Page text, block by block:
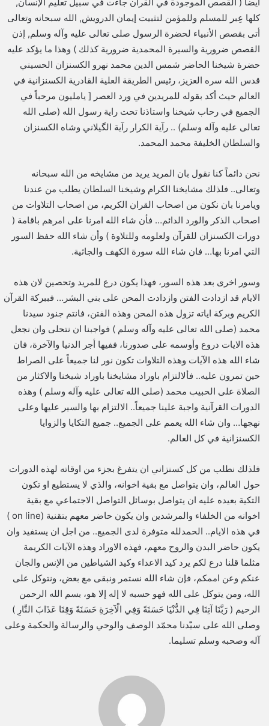
كلها عِبر للمسلم وللمؤمن لتثبيت إيمان الدرويش, الله سبحانه وتعالى
أتى بقصص الأنبياء لحضرة الرسول صلى تعالى عليه وآله وسلم, إذن
القصص ضرورية والسيرة المحمدية ضرورية كذلك ) وهذا ما يؤكد عليه
حضرة شيخنا الحاضر شمس الدين محمد نهرو الكسنزان الحسيني
قدس الله سره العزيز، رئيس الطريقة العلية القادرية الكسنزانية في
العالم حيث أكد بقوله للمريدين في ورد العصر [ يامليون مرحباً في
الجميع في رحاب شيخنا واستاذنا تحت راية رسول الله (صلى الله
تعالى عليه وآله وسلم) .. رآية الكرار رآية الگيلاني وشاه الكسنزان
والسلطان الخليفة محمد المحمد.
نحن دائماً كنا نقول بان المريد يريد من مشايخه من الله سبحانه
وتعالى.. فلذلك مشايخنا الكرام وشيخنا السلطان يطلب من عندنا
ويامرنا بان نكون من اصحاب القران الكريم، من اصحاب التلاوات من
اصحاب الذكر والورد الدائم… فأن شاء الله امرنا على امرهم باقامة (
دورات الكسنزان للقرآن ولعلومه وللتلاوة ) وأن شاء الله حفظ السور
التي امرنا بها… فان شاء الله سورة الكهف والجاثية.
وسور اخرى بعد هذه السور، فهذا يكون درع للمريد وتحصين لان هذه
الايام قد ازدادت الفتن وازدادت المحن على بني البشر… فببركة القرآن
الكريم وبركة اياته تزول هذه المحن وهذه الفتن، فانتم جنود سيدنا
محمد (صلى الله تعالى عليه وآله وسلم ) فواجبنا ان نتحلى وان نجعل
هذه الايات دروع وأوسمه على صدورنا، ففيها أجر الدنيا والآخرة، فان
شاء الله هذه الآيات وهذه التلاوات تكون نور لنا جميعاً على الصراط
حين تمرون عليه.. فألالتزام باوراد مشايخنا باوراد شيخنا والاكثار من
الصلاة على الحبيب محمد (صلى الله تعالى عليه وآله وسلم ) وهذه
الدورات القرآنية واجبة علينا جميعاً.. الالتزام بها والسير عليها وعلى
نهجها… وان شاء الله يعمم على الجميع.. جميع التكايا والزوايا
الكسنزانية في كل العالم.
فلذلك نطلب من كل كسنزاني ان يتفرغ بجزء من اوقاته لهذه الدورات
حول العالم، وان يتواصل مع بقية اخوانه، والذي لا يستطيع او تكون
التكية بعيده عليه ان يتواصل بوسائل التواصل الاجتماعي مع بقية
اخوانه من الخلفاء والمرشدين وان يكون حاضر معهم بتقنية (on line )
في هذه الايام.. الحمدلله متوفرة لدى الجميع.. من اجل ان يستفيد وان
يكون حاضر البدن والروح معهم، فهذه الاوراد وهذه الآيات الكريمة
مثلما قلنا درع لكم يرد كيد الاعداء وكيد الشياطين من الإنس والجان
عنكم وعن اممكم، فإن شاء الله نستمر ونبقى مع بعض، ونتوكل على
الله، ومن يتوكل على الله فهو حسبه لا إله إلا هو، بسم الله الرحمن
الرحيم ( رَبَّنَا آتِنَا فِي الدُّنْيَا حَسَنَةً وَفِي الْآخِرَةِ حَسَنَةً وَقِنَا عَذَابَ النَّارِ )
وصلى الله على سيّدنا محمّد الوصف والوحي والرسالة والحكمة وعلى
آله وصحبه وسلم تسليما.